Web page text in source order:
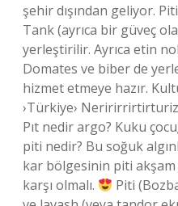
şehir dışından geliyor.
Tank (ayrıca bir güveç
yerleştirilir. Ayrıca etin
Domates ve biber de
hizmet etmeye hazır.
›Türkiye›
Pıt nedir argo? Kuku
piti nedir? Bu soğuk
kar bölgesinin piti akşam
karşı olmalı.
Piti